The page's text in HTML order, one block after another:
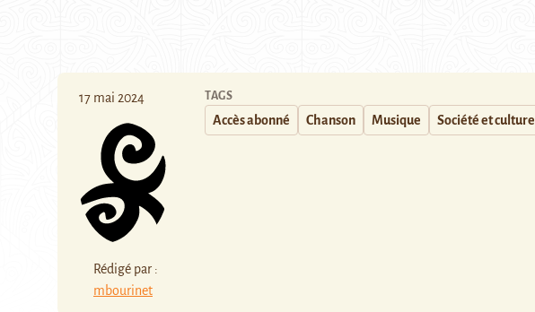
17 mai 2024
Rédigé par :
mbourinet
TAGS
Accès abonné Chanson Musique Société et culture